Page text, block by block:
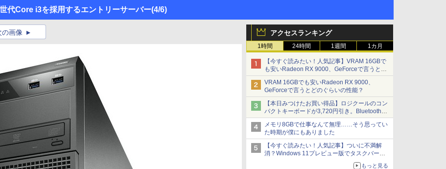
代Core i3を採用するエントリーサーバー(4/6)
アクセスランキング
1時間 24時間 1週間 1カ月
【今すぐ読みたい！人気記事】VRAM 16GBで
も安いRadeon RX 9000、GeForceで言うとど
のぐらいの性能？ - PC Watch
VRAM 16GBでも安いRadeon RX 9000、
GeForceで言うとどのぐらいの性能？
【本日みつけたお買い得品】ロジクールのコン
パクトキーボードが3,720円引き。Bluetoothで3
台接続対応
メモリ8GBで仕事なんて無理……そう思ってい
た時期が僕にもありました
【今すぐ読みたい！人気記事】ついに不満解
消？Windows 11プレビュー版でタスクバーの
もっと見る
の画像